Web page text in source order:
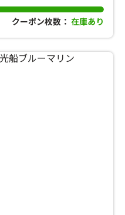
クーポン枚数： 在庫あり